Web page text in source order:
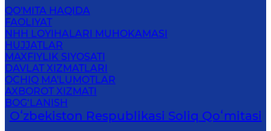
QO'MITA HAQIDA
FAOLIYAT
NHH LOYIHALARI MUHOKAMASI
HUJJATLAR
MAXFIYLIK SIYOSATI
DAVLAT XIZMATLARI
OCHIQ MA'LUMOTLAR
AXBOROT XIZMATI
BOG‘LANISH
Oʻzbekiston Respublikasi Soliq Qoʻmitasi